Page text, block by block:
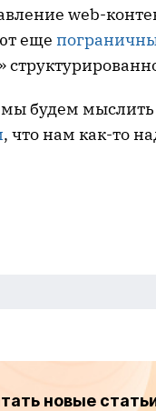
web-
еще
будем
, что нам как-то
новые